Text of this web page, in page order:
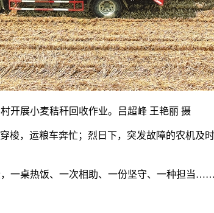
展小麦秸秆回收作业。吕超峰 王艳丽 摄
，运粮车奔忙；烈日下，突发故障的农机及
桌热饭、一次相助、一份坚守、一种担当